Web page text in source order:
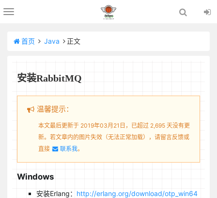
Toggle
首页 Java 正文
安装RabbitMQ
温馨提示：
本文最后更新于 2019年03月21日，已超过 2,695 天没有更
新。若文章内的图片失效（无法正常加载），请留言反馈或
直接
联系我。
Windows
安装Erlang： http://erlang.org/download/otp_win64